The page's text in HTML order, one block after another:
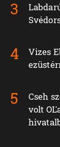
Vizes
Cseh
volt